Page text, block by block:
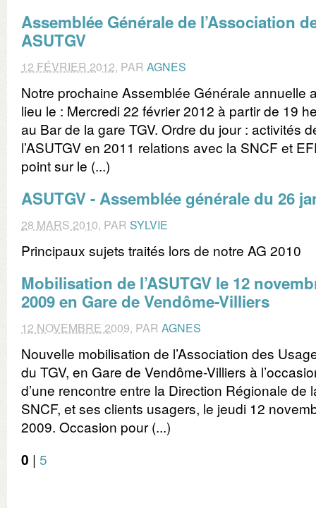
Assemblée Générale de l’Association
ASUTGV
12 FÉVRIER 2012, PAR AGNES
Notre prochaine Assemblée Générale annuelle
lieu le : Mercredi 22 février 2012 à partir de 19
au Bar de la gare TGV. Ordre du jour : activités
l’ASUTGV en 2011 relations avec la SNCF et
point sur le (...)
ASUTGV - Assemblée générale du 26
28 MARS 2010, PAR SYLVIE
Principaux sujets traités lors de notre AG 2010
Mobilisation de l’ASUTGV le 12
2009 en Gare de Vendôme-Villiers
12 NOVEMBRE 2009, PAR AGNES
Nouvelle mobilisation de l’Association des
du TGV, en Gare de Vendôme-Villiers à
d’une rencontre entre la Direction Régionale de
SNCF, et ses clients usagers, le jeudi 12
2009. Occasion pour (...)
0 | 5